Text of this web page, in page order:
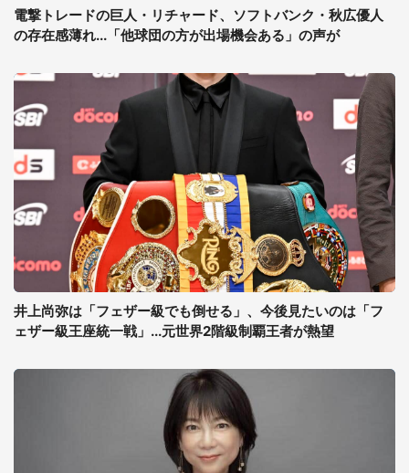
電撃トレードの巨人・リチャード、ソフトバンク・秋広優人
の存在感薄れ...「他球団の方が出場機会ある」の声が
井上尚弥は「フェザー級でも倒せる」、今後見たいのは「フ
ェザー級王座統一戦」...元世界2階級制覇王者が熱望